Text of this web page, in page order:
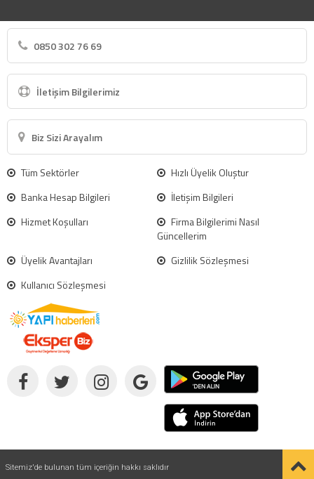
0850 302 76 69
İletişim Bilgilerimiz
Biz Sizi Arayalım
Tüm Sektörler
Hızlı Üyelik Oluştur
Banka Hesap Bilgileri
İletişim Bilgileri
Hizmet Koşulları
Firma Bilgilerimi Nasıl
Güncellerim
Üyelik Avantajları
Gizlilik Sözleşmesi
Kullanıcı Sözleşmesi
Sitemiz'de bulunan tüm içeriğin hakkı saklıdır